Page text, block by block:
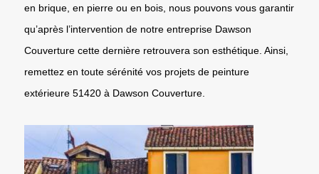
en brique, en pierre ou en bois, nous pouvons vous garantir
qu’après l’intervention de notre entreprise Dawson
Couverture cette dernière retrouvera son esthétique. Ainsi,
remettez en toute sérénité vos projets de peinture
extérieure 51420 à Dawson Couverture.